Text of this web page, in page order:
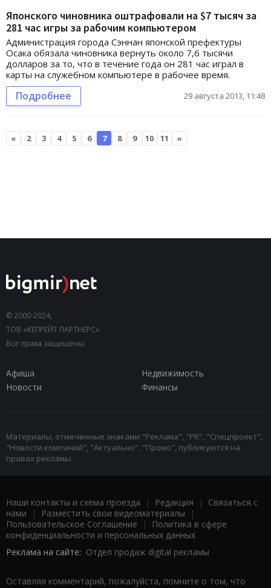
Японского чиновника оштрафовали на $7 тысяч за
281 час игры за рабочим компьютером
Администрация города Сэннан японской префектуры
Осака обязала чиновника вернуть около 7,6 тысячи
долларов за то, что в течение года он 281 час играл в
карты на служебном компьютере в рабочее время.
Подробнее 29 августа 2013, 11:48
« 2 3 4 5 6 7 8 9 10 11 »
© 2000-2024,
ТОВ «КЕПРЕЙТ ПАРТНЕРС».
Все права защищены.
Афиша
Недвижимость
Новости
Финансы
Материалы, отмеченные знаками "Реклама", "PR", "Спецпроект",
"Новости компаний", "Актуально", "Промо", публикуются на
правах рекламы.
Наши контакты и схема проезда | Редакция | Связаться с
нами | Разместить свои видеоматериалы |
Пользовательское Соглашение |
Политика в сфере
конфиденциальности и персональных данных
Реклама на сайте: Отдел продаж digital рекламы
Оставляя комментарий, пожалуйста, помните о том, что